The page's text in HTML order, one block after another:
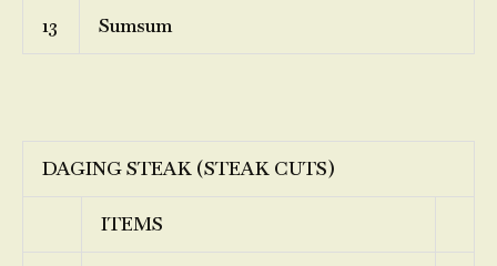
13 Sumsum
DAGING STEAK (STEAK CUTS)
ITEMS